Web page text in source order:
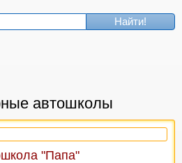
Найти!
автошколы
"Папа"